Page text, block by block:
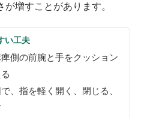
が増すことがあります。
い工夫
側の前腕と手をクッション
、指を軽く開く、閉じる、